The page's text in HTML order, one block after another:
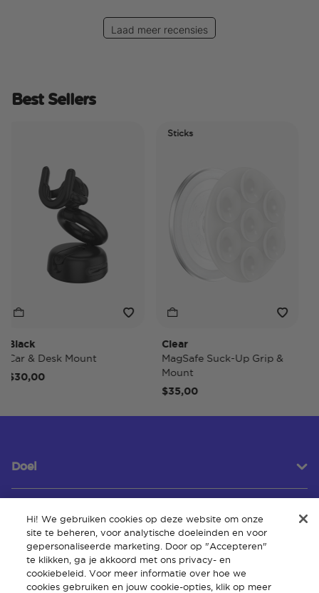
Laad meer recensies
Best Sellers
& Desk Mount
Sticks
Clear
MagSafe Suck-Up Grip &
Mount
$35,00
Doel
Klantenservice
Over
Hi! We gebruiken cookies op deze website om onze
site te beheren, voor analytische doeleinden en voor
gepersonaliseerde marketing. Door op "Accepteren"
te klikken, ga je akkoord met ons privacy- en
cookiebeleid. Voor meer informatie over hoe we
cookies gebruiken en jouw cookie-opties, klik op meer